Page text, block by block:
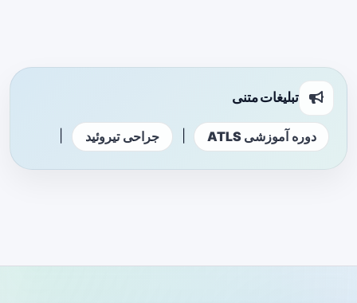
تبلیغات متنی
دوره آموزشی ATLS جراحی تیروئید